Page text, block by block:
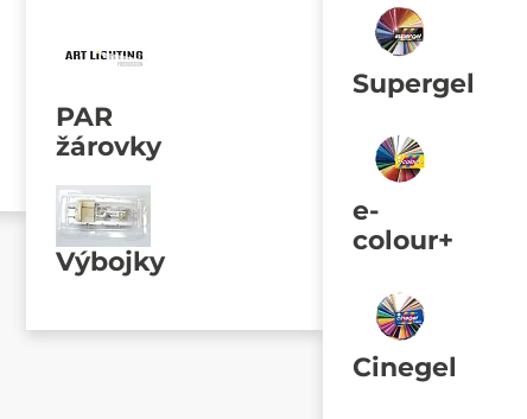
PAR
žárovky
Výbojky
Supergel
e-
colour+
Cinegel